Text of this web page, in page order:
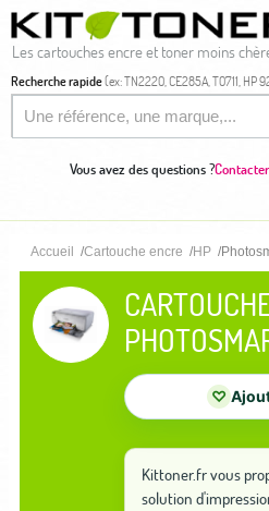
Les cartouches encre et toner moins
Recherche rapide(ex: TN2220, CE285A, T0711, HP
Vous avez des questions ?
Accueil Cartouche encre HP
♡
Kittoner.fr vous
solution